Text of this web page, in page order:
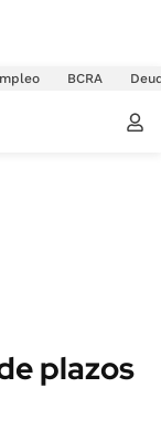
BCRA
plazos